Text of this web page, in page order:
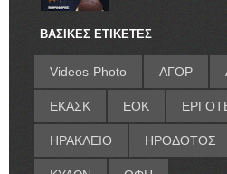
ΒΑΣΙΚΕΣ ΕΤΙΚΕΤΕΣ
Videos-Photo ΑΓΟΡ
ΕΚΑΣΚ ΕΟΚ
ΗΡΑΚΛΕΙΟ ΗΡΟΔΟΤΟΣ